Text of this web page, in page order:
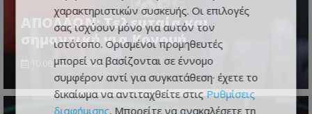
ΑΠΟΛΛΩΝ: Τελευταία και
σημαντική για Κονομή
10.08.2026 - 09:28
χαρακτηριστικών συσκευής. Οι επιλογές
σας ισχύουν μόνο για αυτόν τον
ιστότοπο. Ορισμένοι προμηθευτές
μπορεί να βασίζονται σε έννομο
συμφέρον αντί για συγκατάθεση· έχετε το
δικαίωμα να αντιταχθείτε στις Ρυθμίσεις
διαφήμισης. Μπορείτε να ανακαλέσετε τη